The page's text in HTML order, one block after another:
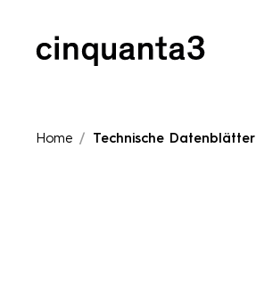
Home Technische Datenblätter